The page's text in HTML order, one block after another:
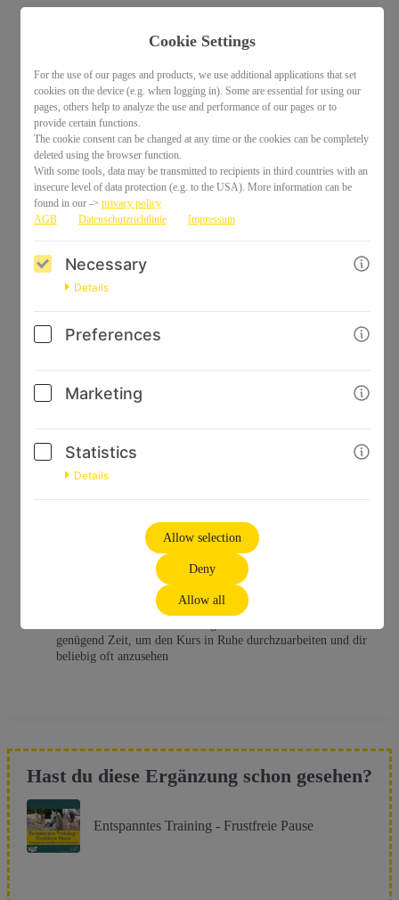
Clickern mit Pferden - verstehen &
erfolgreich anwenden
199,00€
In diesem kurzweiligen Online-Kurs lernst du alles, was du für den
Neben einer umfassenden Einführung in die wichtigsten Grundlagen,
bekommst du ganz konkrete Übungsideen, damit dein Pferd und du
Kursumfang
Audio-Files des Videokurses
genügend Zeit, um den Kurs in Ruhe durchzuarbeiten und dir
beliebig oft anzusehen
Hast du diese Ergänzung schon gesehen?
Entspanntes Training - Frustfreie Pause
Cookie Settings
For the use of our pages and products, we use additional applications that set
cookies on the device (e.g. when logging in). Some are essential for using our
pages, others help to analyze the use and performance of our pages or to
provide certain functions.
The cookie consent can be changed at any time or the cookies can be completely
deleted using the browser function.
With some tools, data may be transmitted to recipients in third countries with an
insecure level of data protection (e.g. to the USA). More information can be
found in our -> privacy policy
AGB
Datenschutzrichtlinie Impressum
Necessary
Details
Preferences
Marketing
Statistics
Details
Allow selection
Deny
Allow all